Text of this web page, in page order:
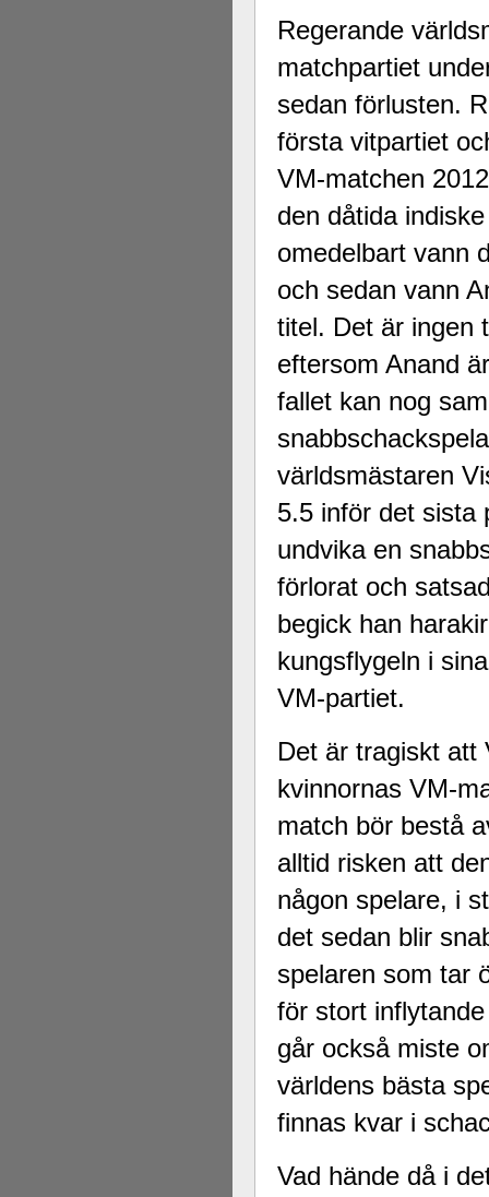
Regerande
matchpartiet
sedan förlusten.
första vitpartiet
VM-matchen
den dåtida
omedelbart vann
och sedan vann
titel. Det är ingen
eftersom Anand
fallet kan nog
världsmästaren
5.5 inför det sista
undvika en
förlorat och
begick han
kungsflygeln i
VM-partiet.
Det är tragiskt att
kvinnornas VM-
match bör bestå
alltid risken att
någon spelare, i
det sedan blir
spelaren som tar
för stort
går också miste
världens bästa
finnas kvar i
Vad hände då i